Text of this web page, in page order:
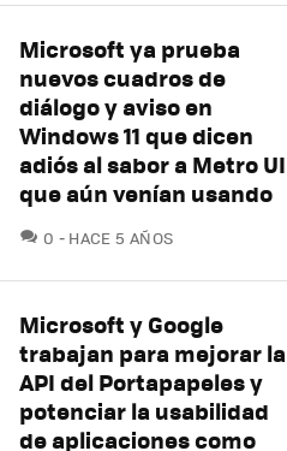
Microsoft ya prueba
nuevos cuadros de
diálogo y aviso en
Windows 11 que dicen
adiós al sabor a Metro UI
que aún venían usando
0 COMENTARIOS
HACE 5 AÑOS
Microsoft y Google
trabajan para mejorar la
API del Portapapeles y
potenciar la usabilidad
de aplicaciones como